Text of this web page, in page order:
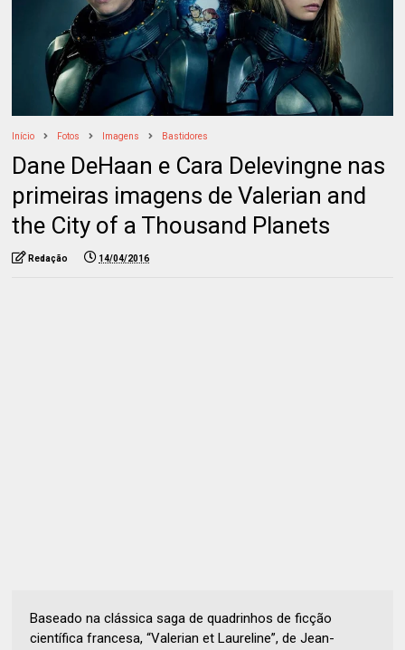
Início Fotos Imagens Bastidores
Dane DeHaan e Cara Delevingne nas
primeiras imagens de Valerian and
the City of a Thousand Planets
Redação 14/04/2016
Baseado na clássica saga de quadrinhos de ficção
científica francesa, “Valerian et Laureline”, de Jean-